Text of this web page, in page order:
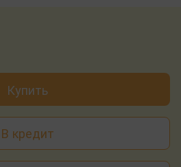
Купить
В кредит